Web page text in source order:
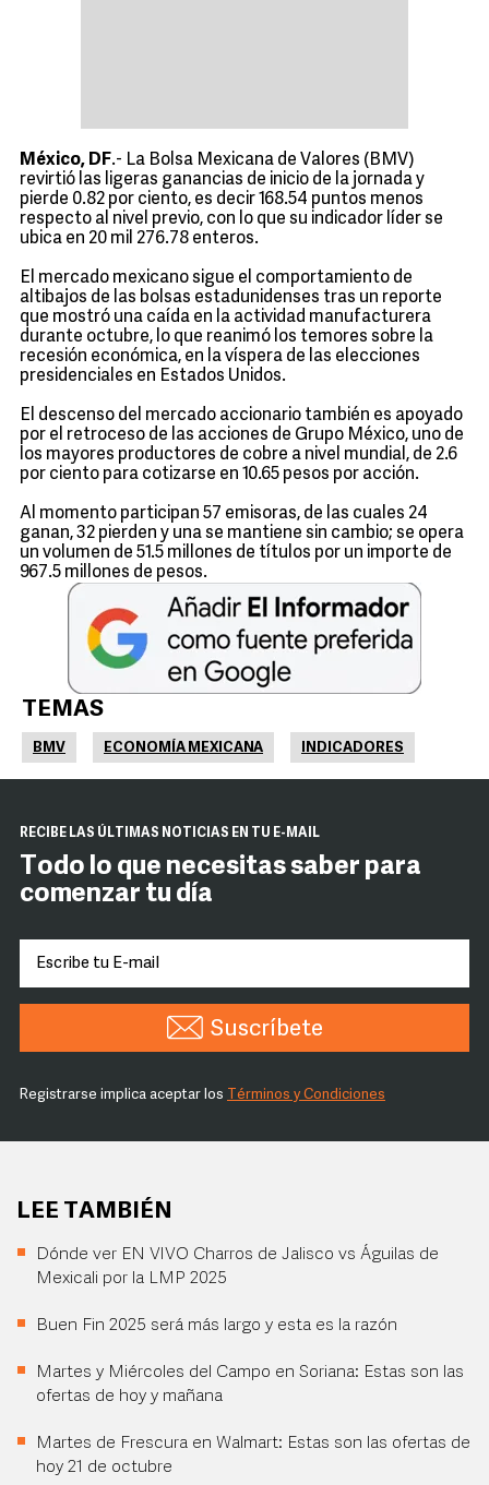
México, DF.- La Bolsa Mexicana de Valores (BMV)
revirtió las ligeras ganancias de inicio de la jornada y
pierde 0.82 por ciento, es decir 168.54 puntos menos
respecto al nivel previo, con lo que su indicador líder se
ubica en 20 mil 276.78 enteros.
El mercado mexicano sigue el comportamiento de
altibajos de las bolsas estadunidenses tras un reporte
que mostró una caída en la actividad manufacturera
durante octubre, lo que reanimó los temores sobre la
recesión económica, en la víspera de las elecciones
presidenciales en Estados Unidos.
El descenso del mercado accionario también es apoyado
por el retroceso de las acciones de Grupo México, uno de
los mayores productores de cobre a nivel mundial, de 2.6
por ciento para cotizarse en 10.65 pesos por acción.
Al momento participan 57 emisoras, de las cuales 24
ganan, 32 pierden y una se mantiene sin cambio; se opera
un volumen de 51.5 millones de títulos por un importe de
967.5 millones de pesos.
TEMAS
BMV ECONOMÍA MEXICANA INDICADORES
RECIBE LAS ÚLTIMAS NOTICIAS EN TU E-MAIL
Todo lo que necesitas saber para
comenzar tu día
Suscríbete
Registrarse implica aceptar los Términos y Condiciones
LEE TAMBIÉN
Dónde ver EN VIVO Charros de Jalisco vs Águilas de
Mexicali por la LMP 2025
Buen Fin 2025 será más largo y esta es la razón
Martes y Miércoles del Campo en Soriana: Estas son las
ofertas de hoy y mañana
Martes de Frescura en Walmart: Estas son las ofertas de
hoy 21 de octubre